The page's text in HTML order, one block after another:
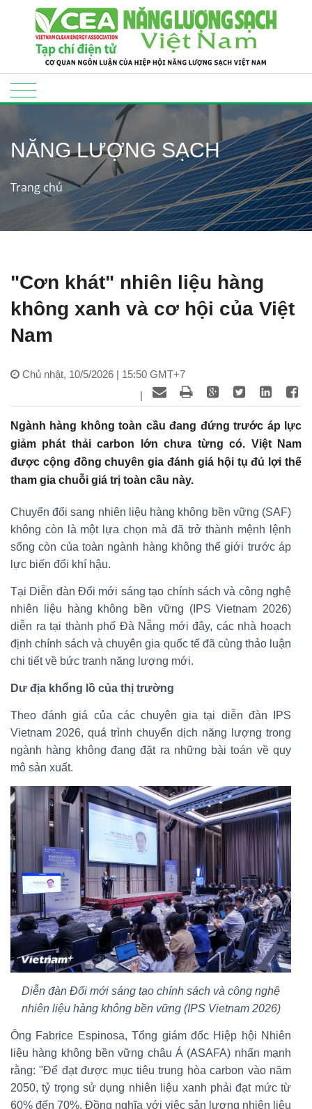
NĂNG LƯỢNG SẠCH
Trang chủ
"Cơn khát" nhiên liệu hàng
không xanh và cơ hội của Việt
Nam
Chủ nhật, 10/5/2026 | 15:50 GMT+7
|
Ngành hàng không toàn cầu đang đứng trước áp lực
giảm phát thải carbon lớn chưa từng có. Việt Nam
được cộng đồng chuyên gia đánh giá hội tụ đủ lợi thế
tham gia chuỗi giá trị toàn cầu này.
Chuyển đổi sang nhiên liệu hàng không bền vững (SAF)
không còn là một lựa chọn mà đã trở thành mệnh lệnh
sống còn của toàn ngành hàng không thế giới trước áp
lực biến đổi khí hậu.
Tại Diễn đàn Đổi mới sáng tạo chính sách và công nghệ
nhiên liệu hàng không bền vững (IPS Vietnam 2026)
diễn ra tại thành phố Đà Nẵng mới đây, các nhà hoạch
định chính sách và chuyên gia quốc tế đã cùng thảo luận
chi tiết về bức tranh năng lượng mới.
Dư địa khổng lồ của thị trường
Theo đánh giá của các chuyên gia tại diễn đàn IPS
Vietnam 2026, quá trình chuyển dịch năng lượng trong
ngành hàng không đang đặt ra những bài toán về quy
mô sản xuất.
Diễn đàn Đổi mới sáng tạo chính sách và công nghệ
nhiên liệu hàng không bền vững (IPS Vietnam 2026)
Ông Fabrice Espinosa, Tổng giám đốc Hiệp hội Nhiên
liệu hàng không bền vững châu Á (ASAFA) nhấn mạnh
rằng: "Để đạt được mục tiêu trung hòa carbon vào năm
2050, tỷ trọng sử dụng nhiên liệu xanh phải đạt mức từ
60% đến 70%. Đồng nghĩa với việc sản lượng nhiên liệu